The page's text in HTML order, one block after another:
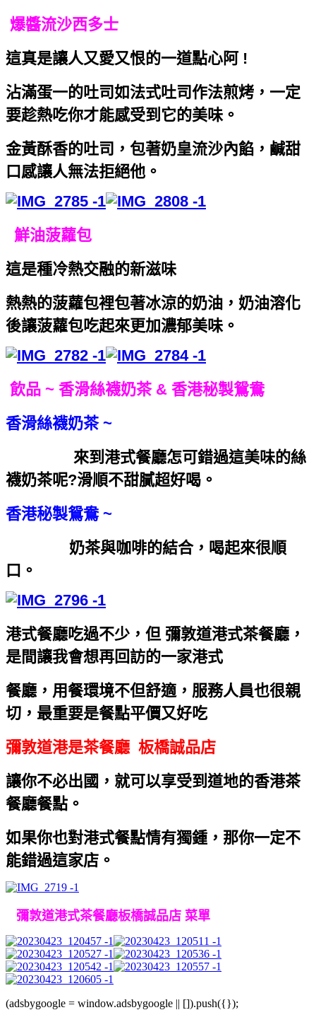
爆醬流沙西多士
這真是讓人又愛又恨的一道點心阿 !
沾滿蛋一的吐司如法式吐司作法煎烤，一定
要趁熱吃你才能感受到它的美味。
金黃酥香的吐司，包著奶皇流沙內餡，鹹甜
口感讓人無法拒絕他。
鮮油菠蘿包
這是種冷熱交融的新滋味
熱熱的菠蘿包裡包著冰涼的奶油，奶油溶化
後讓菠蘿包吃起來更加濃郁美味。
飲品 ~ 香滑絲襪奶茶 & 香港秘製鴛鴦
香滑絲襪奶茶 ~
來到港式餐廳怎可錯過這美味的絲
襪奶茶呢?滑順不甜膩超好喝。
香港秘製鴛鴦 ~
奶茶與咖啡的結合，喝起來很順
口。
港式餐廳吃過不少，但 彌敦道港式茶餐廳，
是間讓我會想再回訪的一家港式
餐廳， 用餐環境不但舒適，服務人員也很親
切，最重要是餐點平價又好吃
彌敦道港是茶餐廳 板橋誠品店
讓你不必出國，就可以享受到道地的香港茶
餐廳餐點。
如果你也對港式餐點情有獨鍾，那你一定不
能錯過這家店。
彌敦道港式茶餐廳板橋誠品店 菜單
(adsbygoogle = window.adsbygoogle || []).push({});